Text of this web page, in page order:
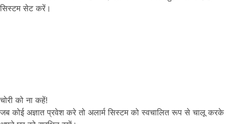
सिस्टम सेट करें।
चोरी को ना कहें!
जब कोई अज्ञात प्रवेश करे तो अलार्म सिस्टम को स्वचालित रूप से चालू करके